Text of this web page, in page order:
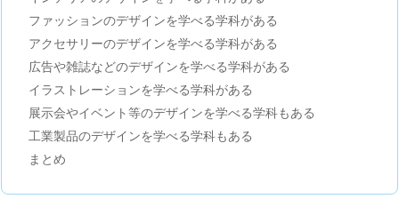
ファッションのデザインを学べる学科がある
アクセサリーのデザインを学べる学科がある
広告や雑誌などのデザインを学べる学科がある
イラストレーションを学べる学科がある
展示会やイベント等のデザインを学べる学科もある
工業製品のデザインを学べる学科もある
まとめ